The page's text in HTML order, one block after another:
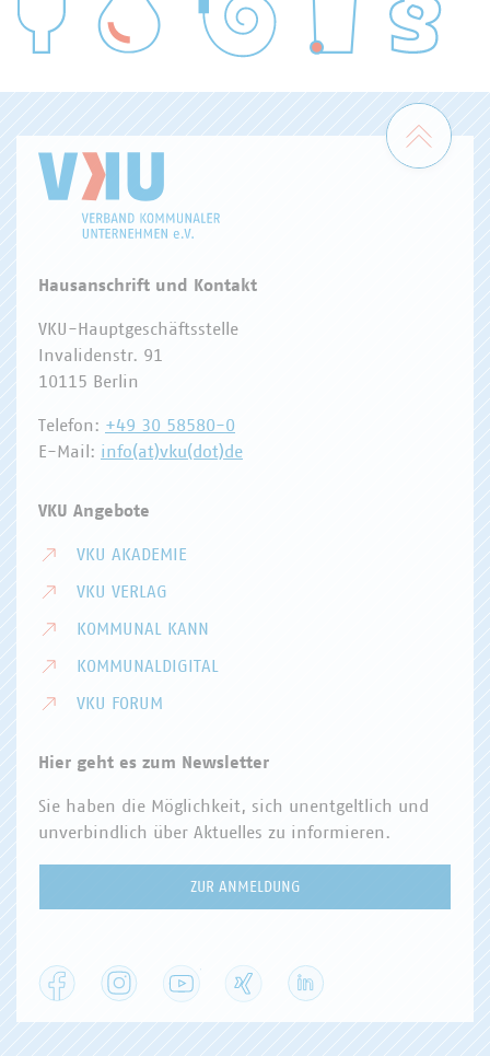
WASSER/ABWASSER
Zum
Hausanschrift und Kontakt
VKU-Hauptgeschäftsstelle
Invalidenstr. 91
10115 Berlin
Telefon: +49 30 58580-0
E-Mail: info(at)vku(dot)de
VKU Angebote
VKU AKADEMIE
VKU VERLAG
KOMMUNAL KANN
KOMMUNALDIGITAL
VKU FORUM
Hier geht es zum Newsletter
Sie haben die Möglichkeit, sich unentgeltlich und
unverbindlich über Aktuelles zu informieren.
ZUR ANMELDUNG
Facebook Instagram YouTube